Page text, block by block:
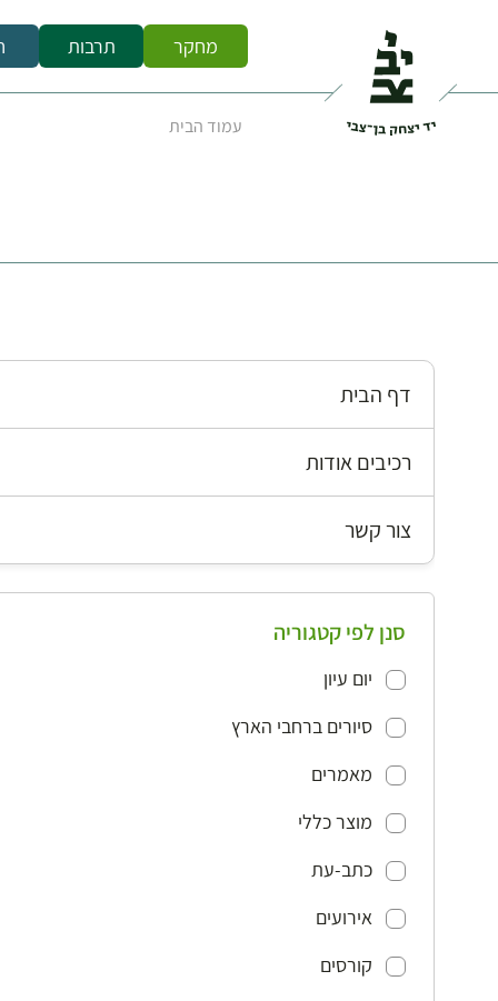
מחקר תרבות
עמוד הבית
דף הבית
רכיבים אודות
צור קשר
סנן לפי קטגוריה
יום עיון
סיורים ברחבי הארץ
מאמרים
מוצר כללי
כתב-עת
אירועים
קורסים